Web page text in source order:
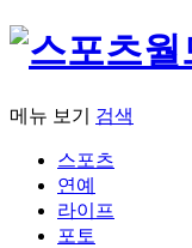
메뉴 보기 검색
스포츠
연예
라이프
포토